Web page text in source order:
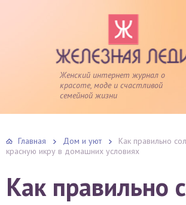
Женский интернет журнал о
красоте, моде и счастливой
семейной жизни
Главная Дом и уют
Как правильно
красную икру в домашних условиях
Как правильно